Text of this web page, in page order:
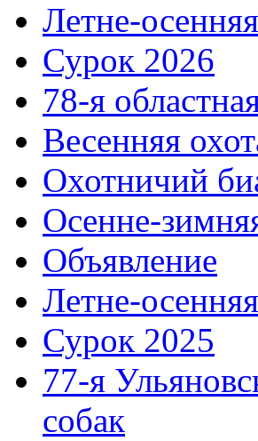
Летне-
Сурок 2026
78-я
Весенняя
Охотничий
Осенне-
Объявление
Летне-
Сурок 2025
77-я
собак